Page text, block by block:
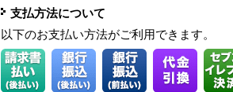
支払方法について
以下のお支払い方法がご利用できます。